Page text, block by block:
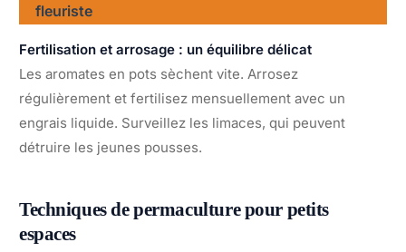
fleuriste
Fertilisation et arrosage : un équilibre délicat
Les aromates en pots sèchent vite. Arrosez
régulièrement et fertilisez mensuellement avec un
engrais liquide. Surveillez les limaces, qui peuvent
détruire les jeunes pousses.
Techniques de permaculture pour petits
espaces